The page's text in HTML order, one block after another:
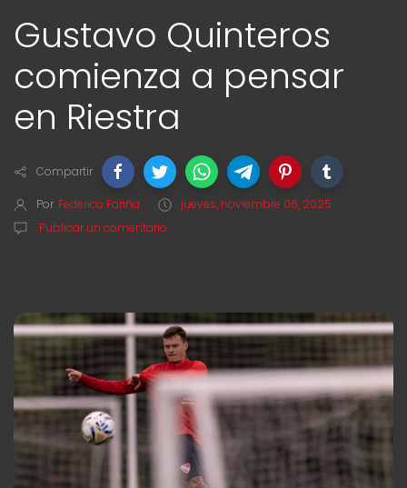
Gustavo Quinteros
comienza a pensar
en Riestra
Compartir
Por Federico Fariña
jueves, noviembre 06, 2025
Publicar un comentario